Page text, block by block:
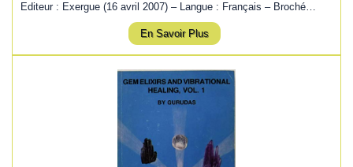
Editeur : Exergue (16 avril 2007) – Langue : Français – Broché…
En Savoir Plus